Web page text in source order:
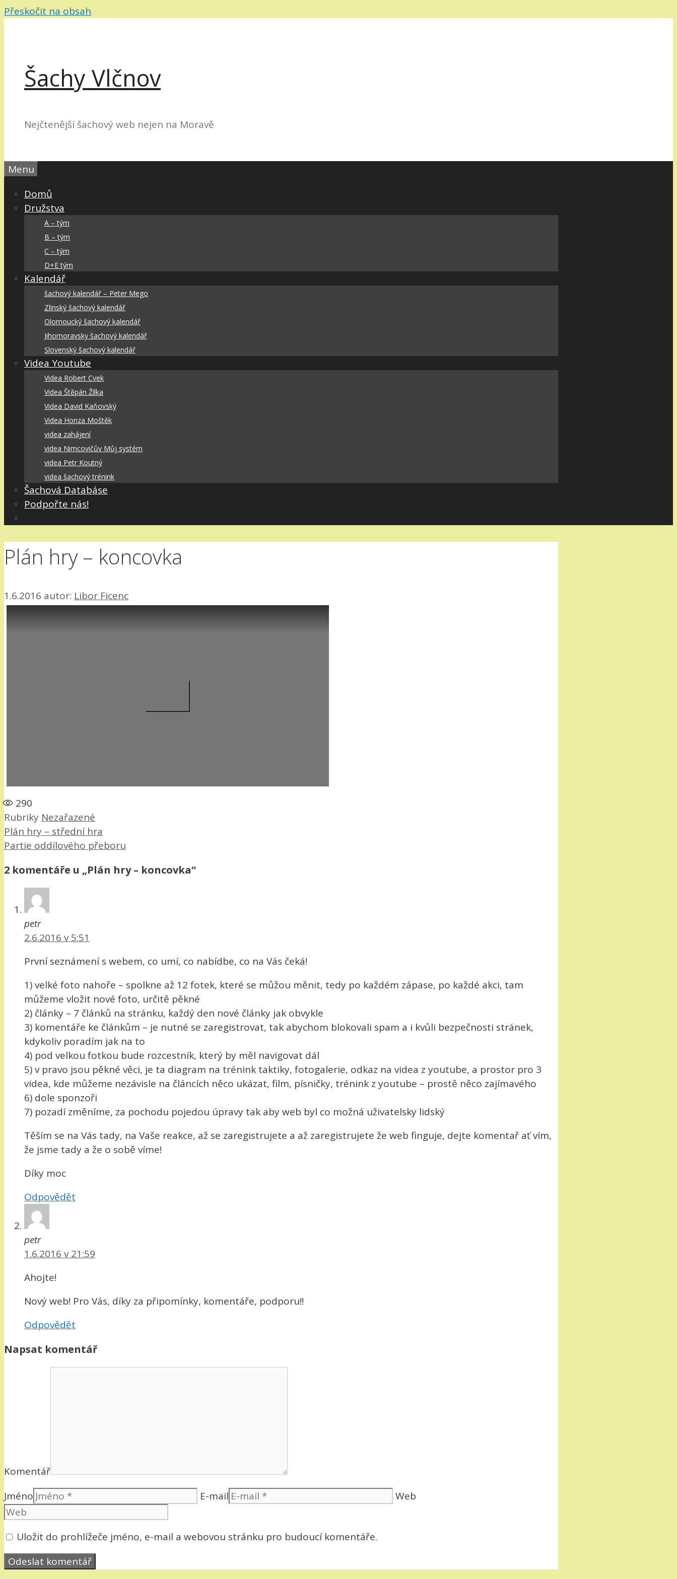
Přeskočit na obsah
Šachy Vlčnov
Nejčtenější šachový web nejen na Moravě
Menu
Domů
Družstva
A – tým
B – tým
C – tým
D+E tým
Kalendář
šachový kalendář – Peter Mego
Zlinský šachový kalendář
Olomoucký šachový kalendář
Jihomoravsky šachový kalendář
Slovenský šachový kalendář
Videa Youtube
Videa Robert Cvek
Videa Štěpán Žílka
Videa David Kaňovský
Videa Honza Moštěk
videa zahájení
videa Nimcovičův Můj systém
videa Petr Koutný
videa šachový trénink
Šachová Databáse
Podpořte nás!
Plán hry – koncovka
1.6.2016 autor: Libor Ficenc
290
Rubriky Nezařazené
Plán hry – střední hra
Partie oddílového přeboru
2 komentáře u „Plán hry – koncovka“
petr
2.6.2016 v 5:51
První seznámení s webem, co umí, co nabídbe, co na Vás čeká!
1) velké foto nahoře – spolkne až 12 fotek, které se můžou měnit, tedy po každém zápase, po každé akci, tam
můžeme vložit nové foto, určitě pěkné
2) články – 7 článků na stránku, každý den nové články jak obvykle
3) komentáře ke článkům – je nutné se zaregistrovat, tak abychom blokovali spam a i kvůli bezpečnosti stránek,
kdykoliv poradím jak na to
4) pod velkou fotkou bude rozcestník, který by měl navigovat dál
5) v pravo jsou pěkné věci, je ta diagram na trénink taktiky, fotogalerie, odkaz na videa z youtube, a prostor pro 3
videa, kde můžeme nezávisle na článcích něco ukázat, film, písničky, trénink z youtube – prostě něco zajímavého
6) dole sponzoři
7) pozadí změníme, za pochodu pojedou úpravy tak aby web byl co možná uživatelsky lidský
Těším se na Vás tady, na Vaše reakce, až se zaregistrujete a až zaregistrujete že web finguje, dejte komentař ať vím,
že jsme tady a že o sobě víme!
Díky moc
Odpovědět
petr
1.6.2016 v 21:59
Ahojte!
Nový web! Pro Vás, díky za připomínky, komentáře, podporu!!
Odpovědět
Napsat komentář
Komentář
Jméno
E-mail Web
Uložit do prohlížeče jméno, e-mail a webovou stránku pro budoucí komentáře.